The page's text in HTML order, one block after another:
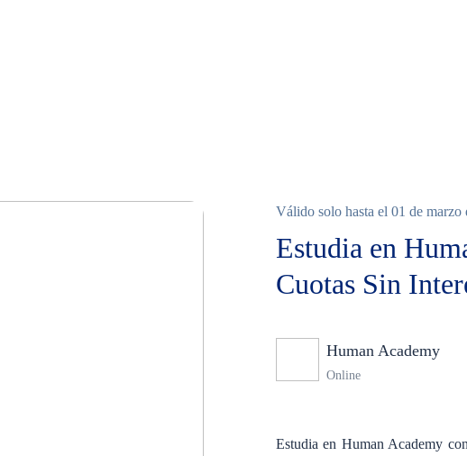
Válido solo hasta el 01 de marzo
Estudia en
Cuotas Sin
Human Academy
Online
Estudia en Human Academy